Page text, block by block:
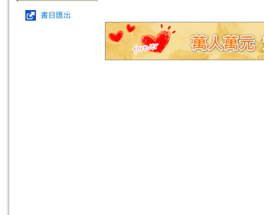
書目匯出